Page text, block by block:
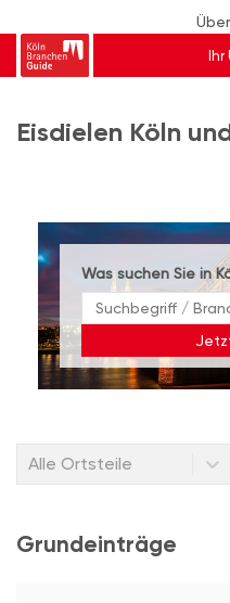
Ihr
Eisdielen Köln
Was suchen Sie in
Alle Ortsteile
Grundeinträge